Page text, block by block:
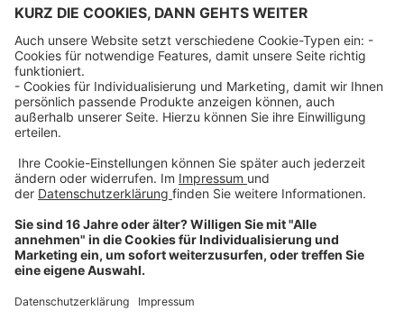
Über uns
Dehner Unternehmen
Jobs bei Dehner